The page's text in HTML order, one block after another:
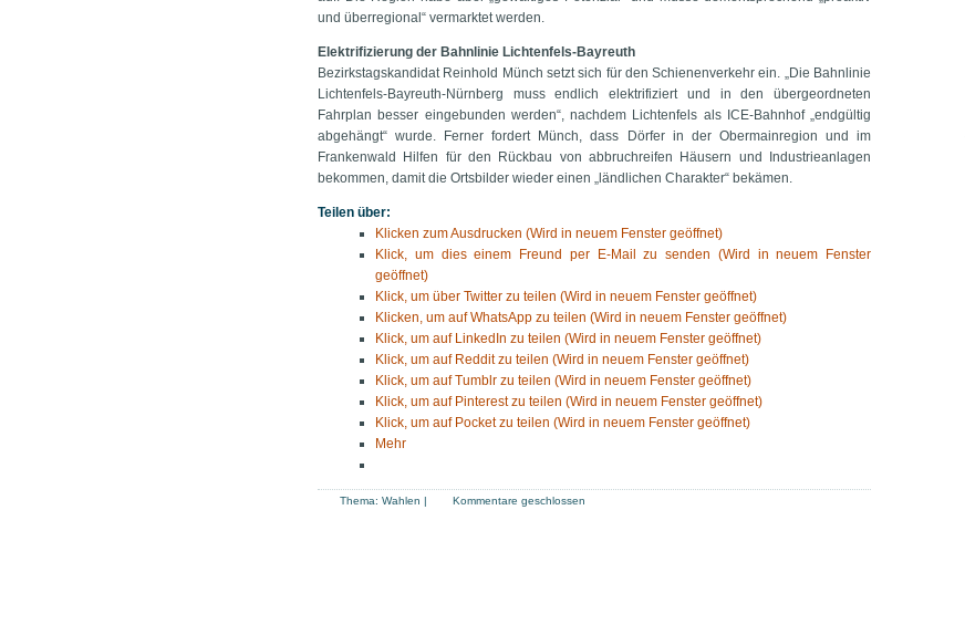
und überregional“ vermarktet werden.
Elektrifizierung der Bahnlinie Lichtenfels-Bayreuth
Bezirkstagskandidat Reinhold Münch setzt sich für den Schienenverkehr ein. „Die Bahnlinie
Lichtenfels-Bayreuth-Nürnberg muss endlich elektrifiziert und in den übergeordneten
Fahrplan besser eingebunden werden“, nachdem Lichtenfels als ICE-Bahnhof „endgültig
abgehängt“ wurde. Ferner fordert Münch, dass Dörfer in der Obermainregion und im
Frankenwald Hilfen für den Rückbau von abbruchreifen Häusern und Industrieanlagen
bekommen, damit die Ortsbilder wieder einen „ländlichen Charakter“ bekämen.
Teilen über:
Klicken zum Ausdrucken (Wird in neuem Fenster geöffnet)
Klick, um dies einem Freund per E-Mail zu senden (Wird in neuem Fenster
geöffnet)
Klick, um über Twitter zu teilen (Wird in neuem Fenster geöffnet)
Klicken, um auf WhatsApp zu teilen (Wird in neuem Fenster geöffnet)
Klick, um auf LinkedIn zu teilen (Wird in neuem Fenster geöffnet)
Klick, um auf Reddit zu teilen (Wird in neuem Fenster geöffnet)
Klick, um auf Tumblr zu teilen (Wird in neuem Fenster geöffnet)
Klick, um auf Pinterest zu teilen (Wird in neuem Fenster geöffnet)
Klick, um auf Pocket zu teilen (Wird in neuem Fenster geöffnet)
Mehr
Thema: Wahlen | Kommentare geschlossen